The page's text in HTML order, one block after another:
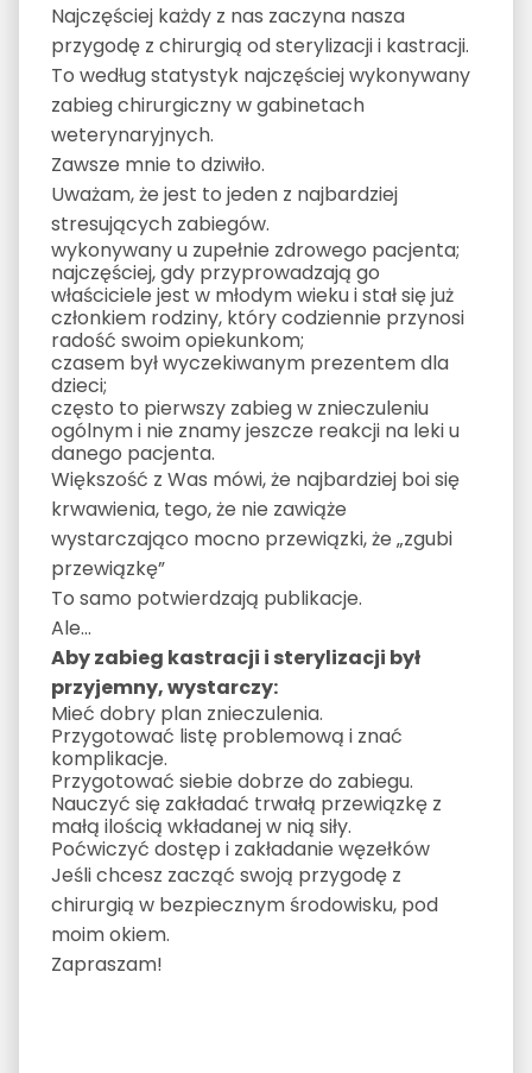
Najczęściej każdy z nas zaczyna nasza
przygodę z chirurgią od sterylizacji i kastracji.
To według statystyk najczęściej wykonywany
zabieg chirurgiczny w gabinetach
weterynaryjnych.
Zawsze mnie to dziwiło.
Uważam, że jest to jeden z najbardziej
stresujących zabiegów.
wykonywany u zupełnie zdrowego pacjenta;
najczęściej, gdy przyprowadzają go
właściciele jest w młodym wieku i stał się już
członkiem rodziny, który codziennie przynosi
radość swoim opiekunkom;
czasem był wyczekiwanym prezentem dla
dzieci;
często to pierwszy zabieg w znieczuleniu
ogólnym i nie znamy jeszcze reakcji na leki u
danego pacjenta.
Większość z Was mówi, że najbardziej boi się
krwawienia, tego, że nie zawiąże
wystarczająco mocno przewiązki, że „zgubi
przewiązkę”
To samo potwierdzają publikacje.
Ale…
Aby zabieg kastracji i sterylizacji był
przyjemny, wystarczy:
Mieć dobry plan znieczulenia.
Przygotować listę problemową i znać
komplikacje.
Przygotować siebie dobrze do zabiegu.
Nauczyć się zakładać trwałą przewiązkę z
małą ilością wkładanej w nią siły.
Poćwiczyć dostęp i zakładanie węzełków
Jeśli chcesz zacząć swoją przygodę z
chirurgią w bezpiecznym środowisku, pod
moim okiem.
Zapraszam!